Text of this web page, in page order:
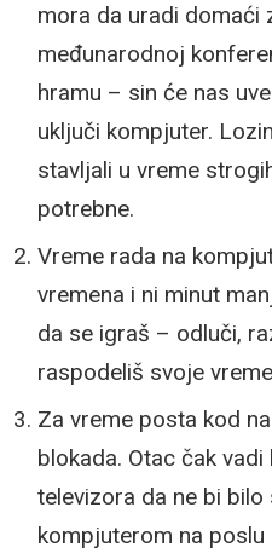
mora da uradi domaći
međunarodnoj
hramu – sin će nas
uključi kompjuter.
stavljali u vreme
potrebne.
Vreme rada na
vremena i ni minut
da se igraš – odluči,
raspodeliš svoje
Za vreme posta kod
blokada. Otac čak
televizora da ne bi
kompjuterom na